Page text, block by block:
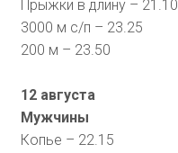
Прыжки в длину – 21.10
3000 м с/п – 23.25
200 м – 23.50
12 августа
Мужчины
Копье – 22.15